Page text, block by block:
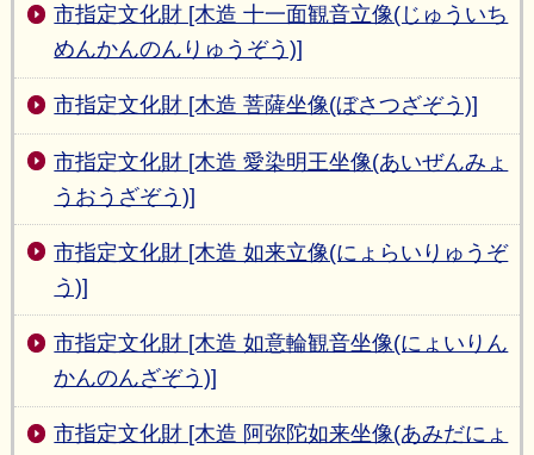
市指定文化財 [木造 十一面観音立像(じゅういち
めんかんのんりゅうぞう)]
市指定文化財 [木造 菩薩坐像(ぼさつざぞう)]
市指定文化財 [木造 愛染明王坐像(あいぜんみょ
うおうざぞう)]
市指定文化財 [木造 如来立像(にょらいりゅうぞ
う)]
市指定文化財 [木造 如意輪観音坐像(にょいりん
かんのんざぞう)]
市指定文化財 [木造 阿弥陀如来坐像(あみだにょ